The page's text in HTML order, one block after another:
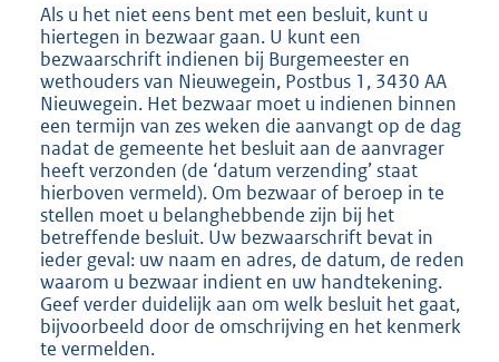
Als u het niet eens bent met een besluit, kunt u
hiertegen in bezwaar gaan. U kunt een
bezwaarschrift indienen bij Burgemeester en
wethouders van Nieuwegein, Postbus 1, 3430 AA
Nieuwegein. Het bezwaar moet u indienen binnen
een termijn van zes weken die aanvangt op de dag
nadat de gemeente het besluit aan de aanvrager
heeft verzonden (de ‘datum verzending’ staat
hierboven vermeld). Om bezwaar of beroep in te
stellen moet u belanghebbende zijn bij het
betreffende besluit. Uw bezwaarschrift bevat in
ieder geval: uw naam en adres, de datum, de reden
waarom u bezwaar indient en uw handtekening.
Geef verder duidelijk aan om welk besluit het gaat,
bijvoorbeeld door de omschrijving en het kenmerk
te vermelden.